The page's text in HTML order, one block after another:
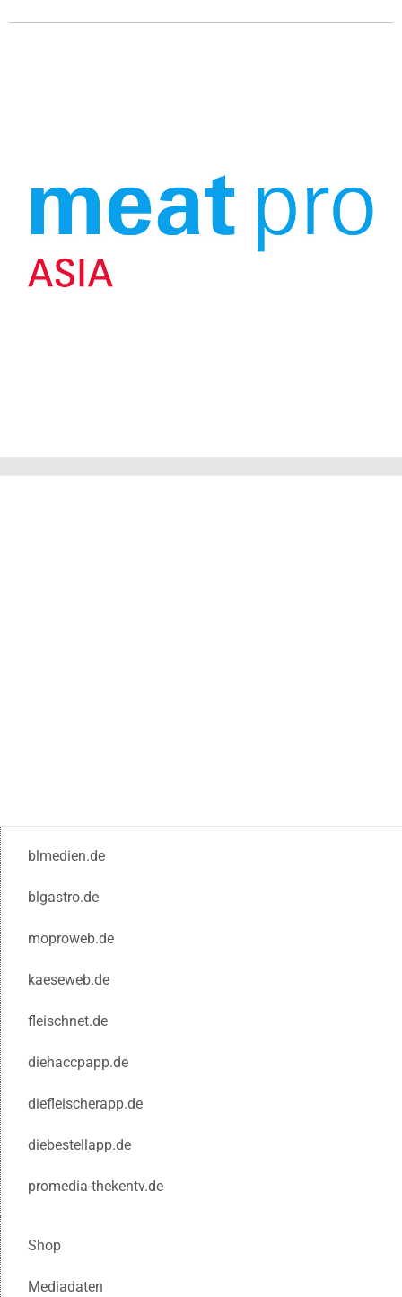
blmedien.de
blgastro.de
moproweb.de
kaeseweb.de
fleischnet.de
diehaccpapp.de
diefleischerapp.de
diebestellapp.de
promedia-thekentv.de
Shop
Mediadaten